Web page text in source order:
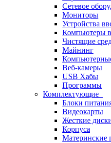
Сетевое
Мониторы
Устройства
Компьютеры
Чистящие
Майнинг
Веб-камеры
USB Хабы
Программы
Комплектующие
Блоки
Видеокарты
Жесткие
Корпуса
Материнские